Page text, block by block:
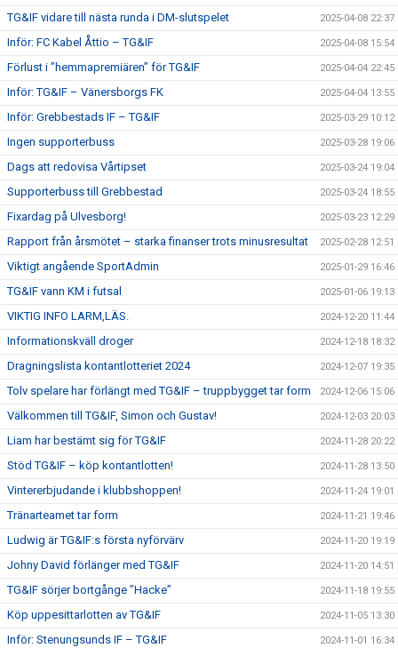
TG&IF vidare till nästa runda i DM-slutspelet 2025-04-08 22:37
Inför: FC Kabel Åttio – TG&IF 2025-04-08 15:54
Förlust i ”hemmapremiären” för TG&IF 2025-04-04 22:45
Inför: TG&IF – Vänersborgs FK 2025-04-04 13:55
Inför: Grebbestads IF – TG&IF 2025-03-29 10:12
Ingen supporterbuss 2025-03-28 19:06
Dags att redovisa Vårtipset 2025-03-24 19:04
Supporterbuss till Grebbestad 2025-03-24 18:55
Fixardag på Ulvesborg! 2025-03-23 12:29
Rapport från årsmötet – starka finanser trots minusresultat 2025-02-28 12:51
Viktigt angående SportAdmin 2025-01-29 16:46
TG&IF vann KM i futsal 2025-01-06 19:13
VIKTIG INFO LARM,LÄS. 2024-12-20 11:44
Informationskväll droger 2024-12-18 18:32
Dragningslista kontantlotteriet 2024 2024-12-07 19:35
Tolv spelare har förlängt med TG&IF – truppbygget tar form 2024-12-06 15:06
Välkommen till TG&IF, Simon och Gustav! 2024-12-03 20:03
Liam har bestämt sig för TG&IF 2024-11-28 20:22
Stöd TG&IF – köp kontantlotten! 2024-11-28 13:50
Vintererbjudande i klubbshoppen! 2024-11-24 19:01
Tränarteamet tar form 2024-11-21 19:46
Ludwig är TG&IF:s första nyförvärv 2024-11-20 19:19
Johny David förlänger med TG&IF 2024-11-20 14:51
TG&IF sörjer bortgånge ”Hacke” 2024-11-18 19:55
Köp uppesittarlotten av TG&IF 2024-11-05 13:30
Inför: Stenungsunds IF – TG&IF 2024-11-01 16:34